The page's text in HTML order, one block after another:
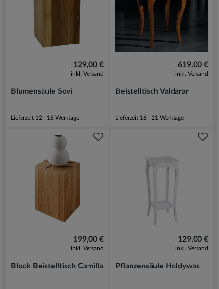
129,00 €
inkl. Versand
Blumensäule Sovi
Lieferzeit 12 - 16 Werktage
619,00 €
inkl. Versand
Beistelltisch Valdarar
Lieferzeit 16 - 21 Werktage
199,00 €
inkl. Versand
Block Beistelltisch Camilla
129,00 €
inkl. Versand
Pflanzensäule Holdywas